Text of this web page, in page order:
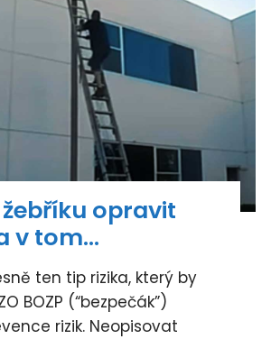
žebříku opravit
v tom…
ten tip rizika, který by
BOZP (“bezpečák”)
rizik. Neopisovat